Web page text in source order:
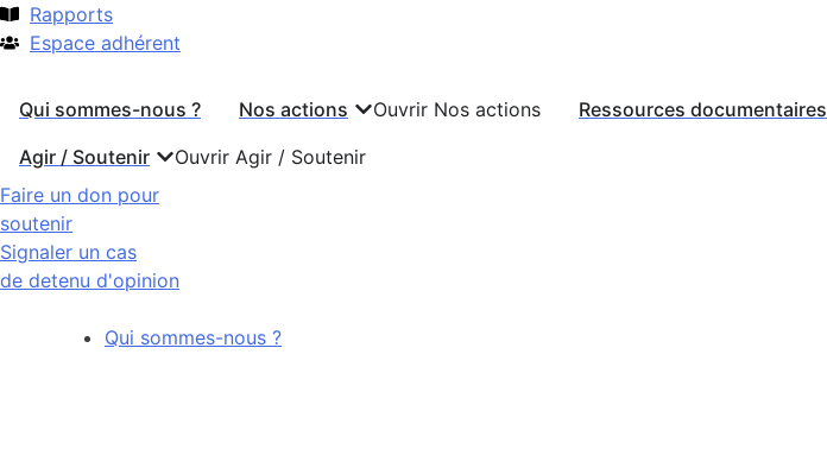
Rapports
Espace adhérent
Qui sommes-nous ? Nos actions Ouvrir Nos actions Ressources documentaires
Agir / Soutenir
Ouvrir Agir / Soutenir
Faire un don pour
soutenir
Signaler un cas
de detenu d'opinion
Qui sommes-nous ?